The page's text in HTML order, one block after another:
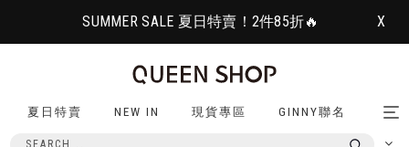
SUMMER SALE 夏日特賣！2件85折🔥 X
夏日特賣 NEW IN 現貨專區 GINNY聯名